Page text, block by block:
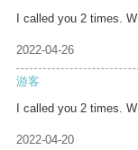
I called you 2 times. W
2022-04-26
游客
I called you 2 times. W
2022-04-20